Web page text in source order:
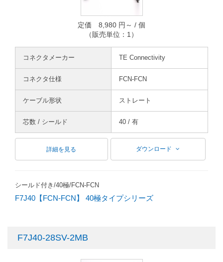
定価 8,980 円～ / 個
（販売単位：1）
コネクタメーカー TE Connectivity
コネクタ仕様 FCN-FCN
ケーブル形状 ストレート
芯数 / シールド 40 / 有
詳細を見る ダウンロード
シールド付き/40極/FCN-FCN
F7J40【FCN-FCN】 40極タイプシリーズ
F7J40-28SV-2MB